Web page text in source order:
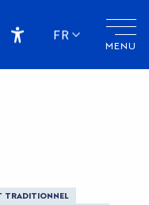
MENU
Accessibilité
FR
TRADITIONNEL